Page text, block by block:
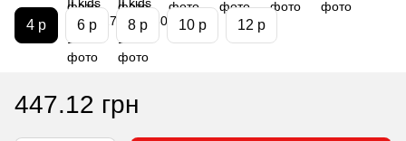
4 р 6 р 8 р 10 р 12 р
447.12 грн